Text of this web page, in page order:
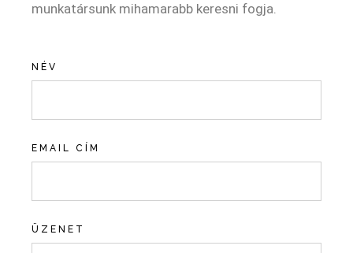
munkatársunk mihamarabb keresni fogja.
NÉV
EMAIL CÍM
ÜZENET